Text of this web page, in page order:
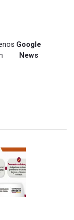
Google
News